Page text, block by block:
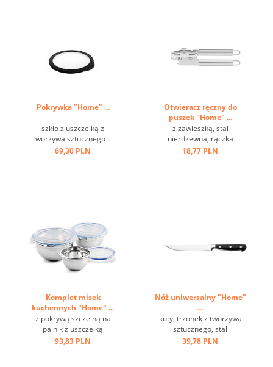
Pokrywka "Home" ...
szkło z uszczelką z
tworzywa sztucznego ...
69,30 PLN
Otwieracz ręczny do
puszek "Home" ...
z zawieszką, stal
nierdzewna, rączka
wydrążona ...
18,77 PLN
Komplet misek
kuchennych "Home" ...
z pokrywą szczelną na
palnik z uszczelką
silikonową, częściowo
93,83 PLN
Nóż uniwersalny "Home"
...
kuty, trzonek z tworzywa
sztucznego, stal
milibdenowa ...
39,78 PLN